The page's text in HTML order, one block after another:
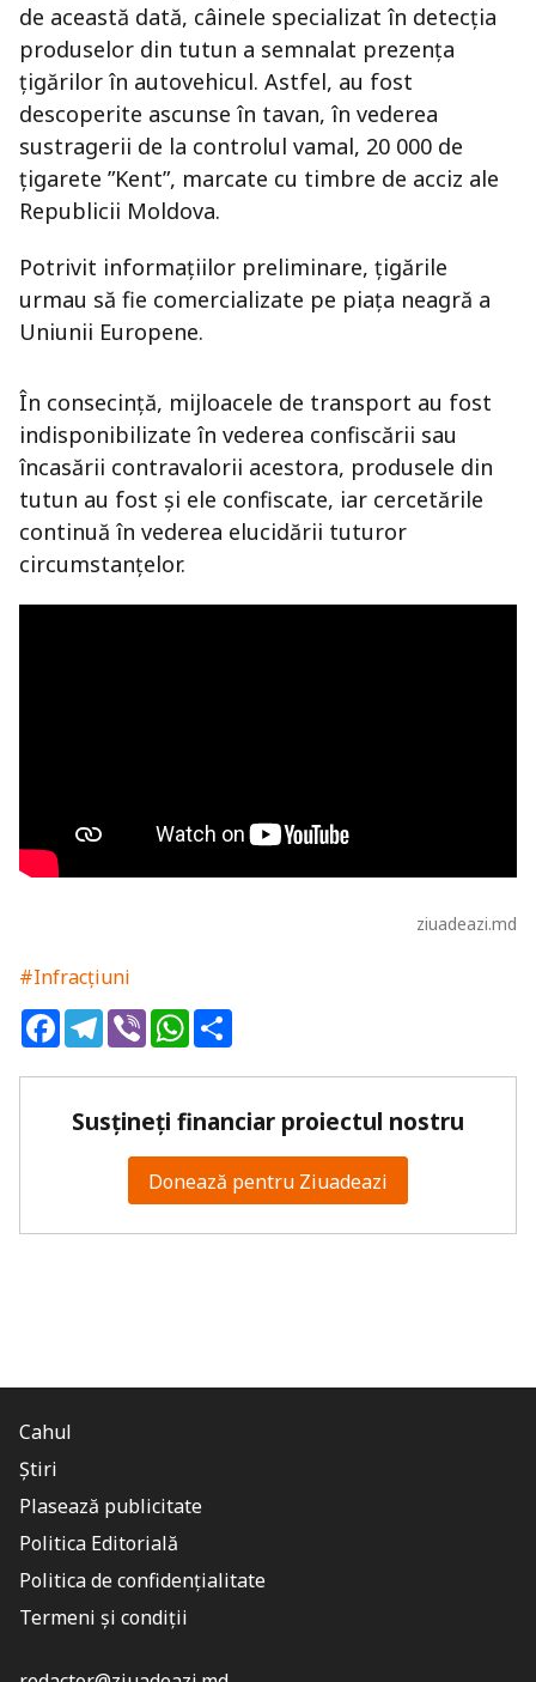
de această dată, câinele specializat în detecția
produselor din tutun a semnalat prezența
țigărilor în autovehicul. Astfel, au fost
descoperite ascunse în tavan, în vederea
sustragerii de la controlul vamal, 20 000 de
țigarete ”Kent”, marcate cu timbre de acciz ale
Republicii Moldova.
Potrivit informațiilor preliminare, țigările
urmau să fie comercializate pe piața neagră a
Uniunii Europene.
În consecință, mijloacele de transport au fost
indisponibilizate în vederea confiscării sau
încasării contravalorii acestora, produsele din
tutun au fost și ele confiscate, iar cercetările
continuă în vederea elucidării tuturor
circumstanțelor.
ziuadeazi.md
#Infracțiuni
FacebookTelegram
ViberWhatsApp
Susțineți financiar proiectul nostru
Donează pentru Ziuadeazi
Cahul
Știri
Plasează publicitate
Politica Editorială
Politica de confidențialitate
Termeni și condiții